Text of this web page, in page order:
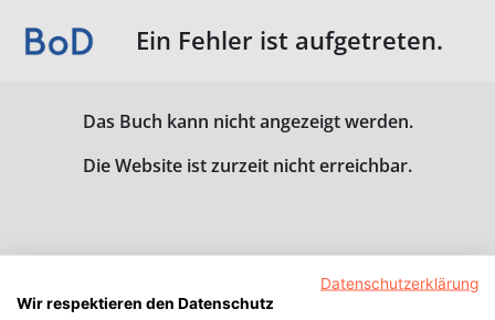
Ein Fehler ist aufgetreten.
Das Buch kann nicht angezeigt werden.
Die Website ist zurzeit nicht erreichbar.
Datenschutzerklärung
Wir respektieren den Datenschutz